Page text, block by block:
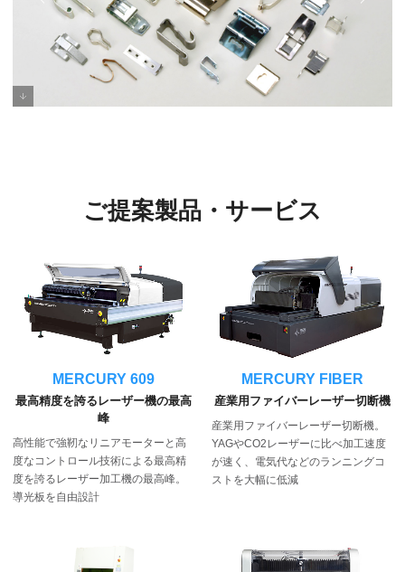
薄板金属専用ファイバーレーザー切断機 SEI
ご提案製品・サービス
MERCURY 609
最高精度を誇るレーザー機の最高
峰
高性能で強靭なリニアモーターと高
度なコントロール技術による最高精
度を誇るレーザー加工機の最高峰。
導光板を自由設計
MERCURY FIBER
産業用ファイバーレーザー切断機
産業用ファイバーレーザー切断機。
YAGやCO2レーザーに比べ加工速度
が速く、電気代などのランニングコ
ストを大幅に低減